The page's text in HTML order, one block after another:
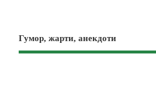
Гумор, жарти, анекдоти